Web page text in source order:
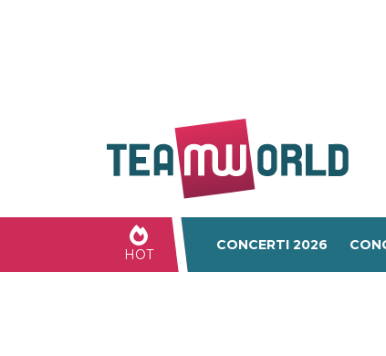
HOT
CONCERTI 2026